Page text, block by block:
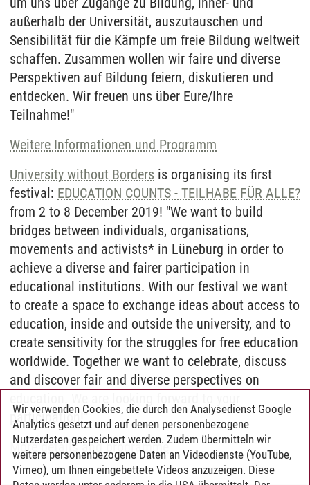
außerhalb der Universität, auszutauschen und
Sensibilität für die Kämpfe um freie Bildung weltweit
schaffen. Zusammen wollen wir faire und diverse
Perspektiven auf Bildung feiern, diskutieren und
entdecken. Wir freuen uns über Eure/Ihre
Teilnahme!"
Weitere Informationen und Programm
University without Borders is organising its first
festival: EDUCATION COUNTS - TEILHABE FÜR ALLE?
from 2 to 8 December 2019! "We want to build
bridges between individuals, organisations,
movements and activists* in Lüneburg in order to
achieve a diverse and fairer participation in
educational institutions. With our festival we want
to create a space to exchange ideas about access to
education, inside and outside the university, and to
create sensitivity for the struggles for free education
worldwide. Together we want to celebrate, discuss
and discover fair and diverse perspectives on
participation!"
More details and programme
Wir verwenden Cookies, die durch den Analysedienst Google
Analytics gesetzt und auf denen personenbezogene
Nutzerdaten gespeichert werden. Zudem übermitteln wir
weitere personenbezogene Daten an Videodienste (YouTube,
Vimeo), um Ihnen eingebettete Videos anzuzeigen. Diese